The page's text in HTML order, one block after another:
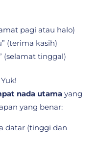
pagi atau halo)
(terima kasih)
(selamat tinggal)
nada utama yang
yang benar:
datar (tinggi dan